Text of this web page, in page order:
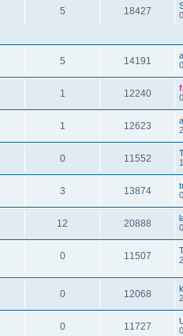
5 18427
5 14191
1 12240
1 12623
0 11552
3 13874
12 20888
0 11507
0 12068
0 11727